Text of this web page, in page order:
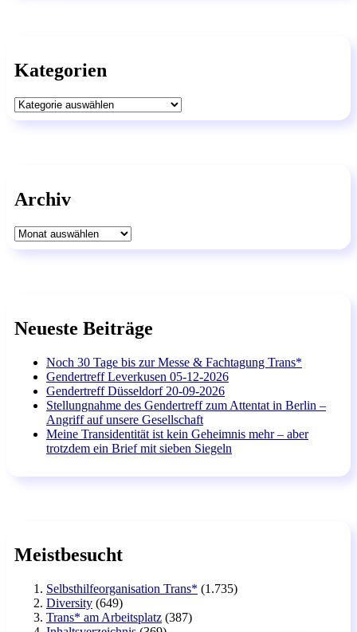
Kategorien
Kategorien
Archiv
Archiv
Neueste Beiträge
Noch 30 Tage bis zur Messe & Fachtagung Trans*
Gendertreff Leverkusen 05-12-2026
Gendertreff Düsseldorf 20-09-2026
Stellungnahme des Gendertreff zum Attentat in Berlin –
Angriff auf unsere Gesellschaft
Meine Transidentität ist kein Geheimnis mehr – aber
trotzdem ein Brief mit sieben Siegeln
Meistbesucht
Selbsthilfeorganisation Trans* (1.735)
Diversity (649)
Trans* am Arbeitsplatz (387)